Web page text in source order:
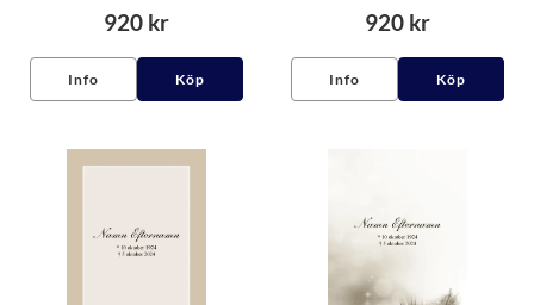
920 kr
Info Köp
920 kr
Info Köp